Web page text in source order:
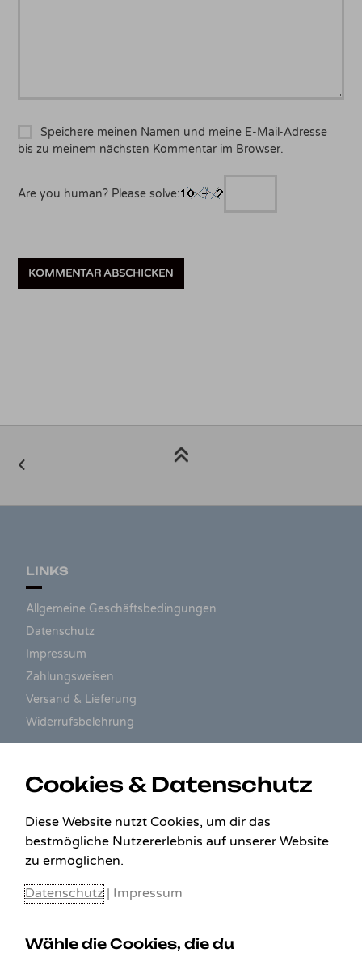
Speichere meinen Namen und meine E-Mail-Adresse
bis zu meinem nächsten Kommentar im Browser.
Are you human? Please solve:
LINKS
Allgemeine Geschäftsbedingungen
Datenschutz
Impressum
Zahlungsweisen
Versand & Lieferung
Widerrufsbelehrung
Cookies & Datenschutz
Diese Website nutzt Cookies, um dir das
bestmögliche Nutzererlebnis auf unserer Website
zu ermöglichen.
Datenschutz | Impressum
Wähle die Cookies, die du